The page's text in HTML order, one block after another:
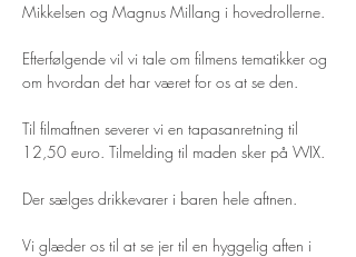
Mikkelsen og Magnus Millang i hovedrollerne.
Efterfølgende vil vi tale om filmens tematikker og
om hvordan det har været for os at se den.
Til filmaftnen severer vi en tapasanretning til
12,50 euro. Tilmelding til maden sker på WIX.
Der sælges drikkevarer i baren hele aftnen.
Vi glæder os til at se jer til en hyggelig aften i